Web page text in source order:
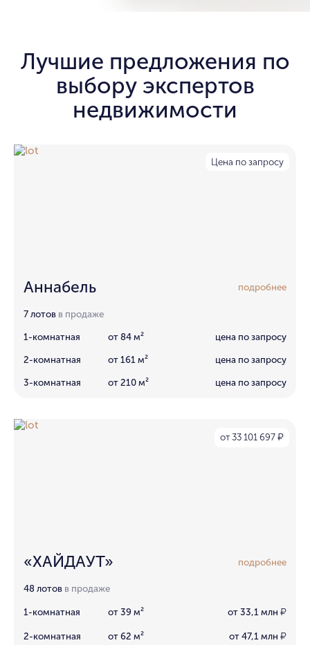
Лучшие предложения по
выбору экспертов
недвижимости
Цена по запросу
Аннабель подробнее
7 лотов в продаже
1-комнатная от 84 м² цена по запросу
2-комнатная от 161 м² цена по запросу
3-комнатная от 210 м² цена по запросу
от 33 101 697 ₽
«ХАЙДАУТ» подробнее
48 лотов в продаже
1-комнатная от 39 м² от 33,1 млн ₽
2-комнатная от 62 м² от 47,1 млн ₽